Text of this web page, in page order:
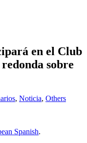
en el Club
sobre
, Noticia, Others
Spanish.